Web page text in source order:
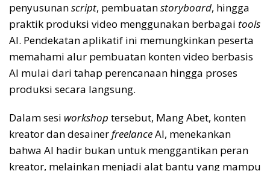
penyusunanscript, pembuatanstoryboard, hingga
praktik produksi video menggunakan berbagai tools
AI. Pendekatan aplikatif ini memungkinkan peserta
memahami alur pembuatan konten video berbasis
AI mulai dari tahap perencanaan hingga proses
produksi secara langsung.
Dalam sesi workshop tersebut, Mang Abet, konten
kreator dan desainerfreelanceAI, menekankan
bahwa AI hadir bukan untuk menggantikan peran
kreator, melainkan menjadi alat bantu yang mampu